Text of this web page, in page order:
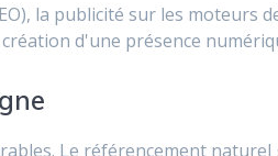
la publicité sur les moteurs
d'une présence
Le référencement